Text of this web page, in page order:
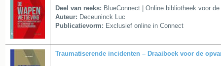
Deel van reeks: BlueConnect | Online bibliotheek voor
Auteur: Deceuninck Luc
Publicatievorm: Exclusief online in Connect
Traumatiserende incidenten – Draaiboek voor de